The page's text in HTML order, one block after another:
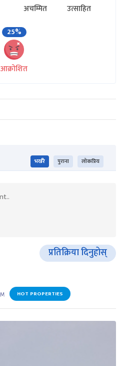
अचम्मित
उत्साहित
25%
आक्रोशित
भर्खरै पुराना लोकप्रिय
प्रतिक्रिया दिनुहोस्
HOT PROPERTIES